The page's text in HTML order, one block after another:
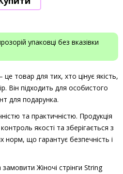
упаковці без вказівки
товар для тих, хто цінує якість,
Він підходить для особистого
для подарунка.
та практичністю. Продукція
якості та зберігається з
норм, що гарантує безпечність і
Жіночі стрінги String